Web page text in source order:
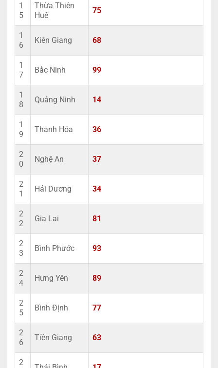
1
5
Thừa Thiên
Huế
75
1
6
Kiên Giang 68
1
7
Bắc Ninh 99
1
8
Quảng Ninh 14
1
9
Thanh Hóa 36
2
0
Nghệ An 37
2
1
Hải Dương 34
2
2
Gia Lai 81
2
3
Bình Phước 93
2
4
Hưng Yên 89
2
5
Bình Định 77
2
6
Tiền Giang 63
2